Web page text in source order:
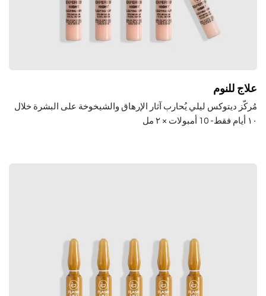
علاج للنوم
مُركّز ديتوكس ليلي يُحارب آثار الإرهاق والشيخوخة على البشرة خلال
١٠ أيام فقط- 10
أمبولات × ٢ مل